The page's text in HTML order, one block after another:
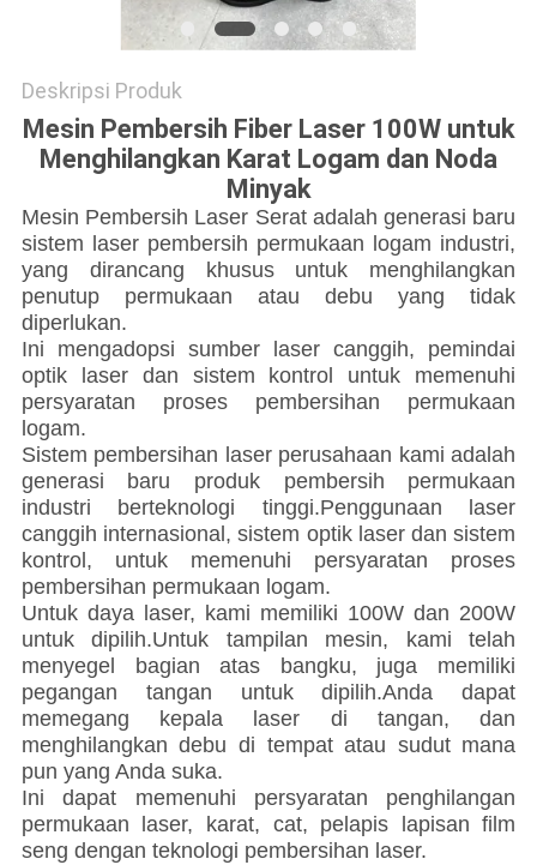
Deskripsi Produk
Mesin Pembersih Fiber Laser 100W untuk
Menghilangkan Karat Logam dan Noda
Minyak
Mesin Pembersih Laser Serat adalah generasi baru
sistem laser pembersih permukaan logam industri,
yang dirancang khusus untuk menghilangkan
penutup permukaan atau debu yang tidak
diperlukan.
Ini mengadopsi sumber laser canggih, pemindai
optik laser dan sistem kontrol untuk memenuhi
persyaratan proses pembersihan permukaan
logam.
Sistem pembersihan laser perusahaan kami adalah
generasi baru produk pembersih permukaan
industri berteknologi tinggi.Penggunaan laser
canggih internasional, sistem optik laser dan sistem
kontrol, untuk memenuhi persyaratan proses
pembersihan permukaan logam.
Untuk daya laser, kami memiliki 100W dan 200W
untuk dipilih.Untuk tampilan mesin, kami telah
menyegel bagian atas bangku, juga memiliki
pegangan tangan untuk dipilih.Anda dapat
memegang kepala laser di tangan, dan
menghilangkan debu di tempat atau sudut mana
pun yang Anda suka.
Ini dapat memenuhi persyaratan penghilangan
permukaan laser, karat, cat, pelapis lapisan film
seng dengan teknologi pembersihan laser.